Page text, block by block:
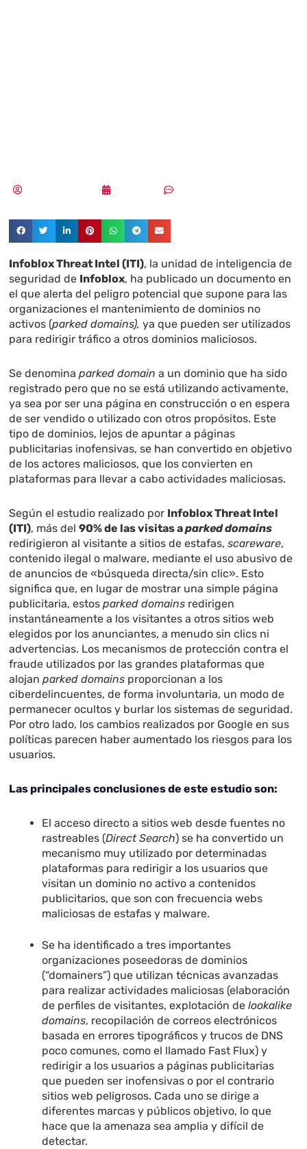
Infoblox Threat Intel (ITI), la unidad de inteligencia de
seguridad de Infoblox, ha publicado un documento en
el que alerta del peligro potencial que supone para las
organizaciones el mantenimiento de dominios no
activos (parked domains),ya que pueden ser utilizados
para redirigir tráfico a otros dominios maliciosos.
Se denominaparked domaina un dominio que ha sido
registrado pero que no se está utilizando activamente,
ya sea por ser una página en construcción o en espera
de ser vendido o utilizado con otros propósitos. Este
tipo de dominios, lejos de apuntar a páginas
publicitarias inofensivas, se han convertido en objetivo
de los actores maliciosos, que los convierten en
plataformas para llevar a cabo actividades maliciosas.
Según el estudio realizado por Infoblox Threat Intel
(ITI), más del90% de las visitas aparked domains
redirigieron al visitante a sitios de estafas,scareware,
contenido ilegal o malware, mediante el uso abusivo de
de anuncios de «búsqueda directa/sin clic». Esto
significa que, en lugar de mostrar una simple página
publicitaria, estosparked domains redirigen
instantáneamente a los visitantes a otros sitios web
elegidos por los anunciantes, a menudo sin clics ni
advertencias. Los mecanismos de protección contra el
fraude utilizados por las grandes plataformas que
alojanparked domains proporcionan a los
ciberdelincuentes, de forma involuntaria, un modo de
permanecer ocultos y burlar los sistemas de seguridad.
Por otro lado, los cambios realizados por Google en sus
políticas parecen haber aumentado los riesgos para los
usuarios.
Las principales conclusiones de este estudio son:
El acceso directo a sitios web desde fuentes no
rastreables (Direct Search) se ha convertido un
mecanismo muy utilizado por determinadas
plataformas para redirigir a los usuarios que
visitan un dominio no activo a contenidos
publicitarios, que son con frecuencia webs
maliciosas de estafas y malware.
Se ha identificado a tres importantes
organizaciones poseedoras de dominios
(“domainers”) que utilizan técnicas avanzadas
para realizar actividades maliciosas (elaboración
de perfiles de visitantes, explotación delookalike
domains, recopilación de correos electrónicos
basada en errores tipográficos y trucos de DNS
poco comunes, como el llamado Fast Flux) y
redirigir a los usuarios a páginas publicitarias
que pueden ser inofensivas o por el contrario
sitios web peligrosos. Cada uno se dirige a
diferentes marcas y públicos objetivo, lo que
hace que la amenaza sea amplia y difícil de
detectar.